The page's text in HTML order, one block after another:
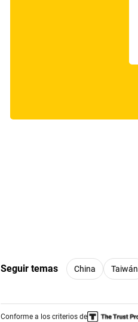
Seguir temas China Taiwán
Conforme a los criterios de